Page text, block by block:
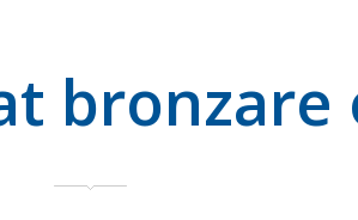
bronzare